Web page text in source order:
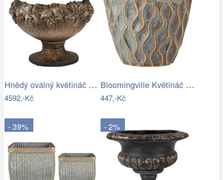
Hnědý oválný květináč na noze zdobený…
4592,-Kč
Bloomingville Květináč Feren Ø 12 cm
447,-Kč
- 39% - 2%